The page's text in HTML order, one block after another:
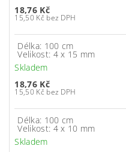
18,76 Kč
15,50 Kč bez DPH
Délka: 100 cm
Velikost: 4 x 15 mm
Skladem
18,76 Kč
15,50 Kč bez DPH
Délka: 100 cm
Velikost: 4 x 10 mm
Skladem